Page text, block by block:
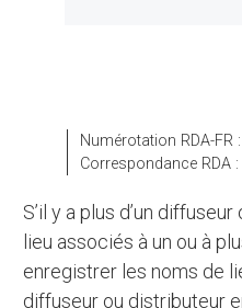
Numérotation RDA-FR :
Correspondance
S’il y a plus d’un diffuseur ou distributeur et plus d’un
lieu associés à un ou à
enregistrer les noms de
diffuseur ou distributeur